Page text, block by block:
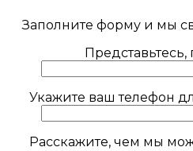
Заполните форму и мы
Представьтесь,
Укажите ваш телефон
Расскажите, чем мы